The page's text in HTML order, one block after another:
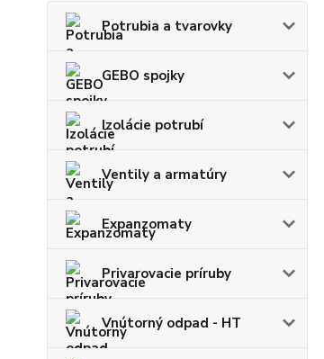
Potrubia a tvarovky
GEBO spojky
Izolácie potrubí
Ventily a armatúry
Expanzomaty
Privarovacie príruby
Vnútorný odpad - HT